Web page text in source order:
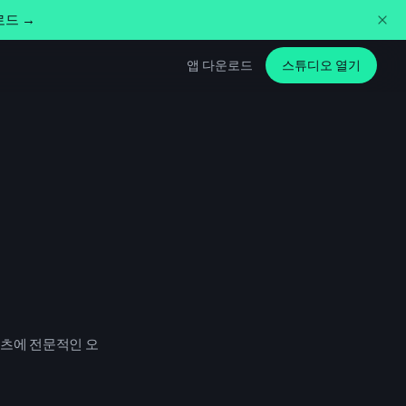
드 →
앱 다운로드 스튜디오 열기
에 전문적인 오